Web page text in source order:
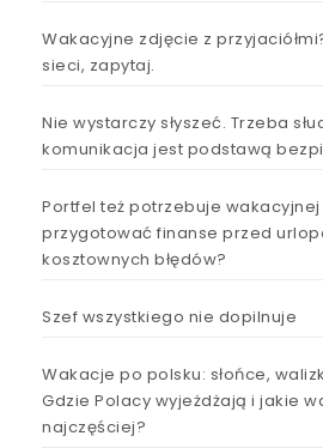
Wakacyjne zdjęcie z
sieci, zapytaj.
Nie wystarczy słyszeć. Trzeba
komunikacja jest podstawą
Portfel też potrzebuje wakacyjnej
przygotować finanse przed
kosztownych błędów?
Szef wszystkiego nie dopilnuje
Wakacje po polsku: słońce,
Gdzie Polacy wyjeżdżają i jakie
najczęściej?